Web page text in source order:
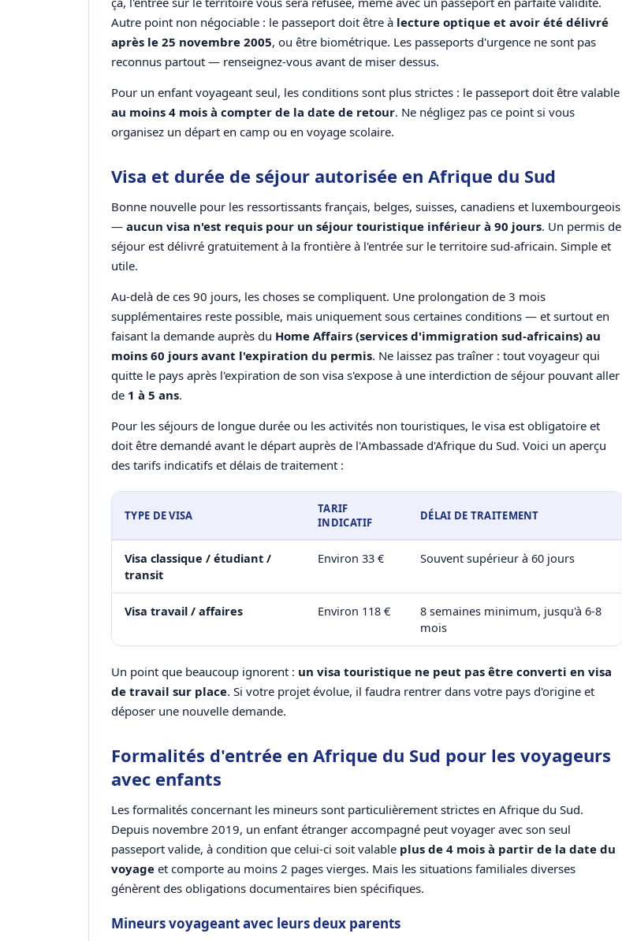
Autre point non négociable : le passeport doit être à lecture optique et avoir été délivré
après le 25 novembre 2005, ou être biométrique. Les passeports d'urgence ne sont pas
reconnus partout — renseignez-vous avant de miser dessus.
Pour un enfant voyageant seul, les conditions sont plus strictes : le passeport doit être valable
au moins 4 mois à compter de la date de retour. Ne négligez pas ce point si vous
organisez un départ en camp ou en voyage scolaire.
Visa et durée de séjour autorisée en Afrique du Sud
Bonne nouvelle pour les ressortissants français, belges, suisses, canadiens et luxembourgeois
— aucun visa n'est requis pour un séjour touristique inférieur à 90 jours. Un permis de
séjour est délivré gratuitement à la frontière à l'entrée sur le territoire sud-africain. Simple et
utile.
Au-delà de ces 90 jours, les choses se compliquent. Une prolongation de 3 mois
supplémentaires reste possible, mais uniquement sous certaines conditions — et surtout en
faisant la demande auprès du Home Affairs (services d'immigration sud-africains) au
moins 60 jours avant l'expiration du permis. Ne laissez pas traîner : tout voyageur qui
quitte le pays après l'expiration de son visa s'expose à une interdiction de séjour pouvant aller
de 1 à 5 ans.
Pour les séjours de longue durée ou les activités non touristiques, le visa est obligatoire et
doit être demandé avant le départ auprès de l'Ambassade d'Afrique du Sud. Voici un aperçu
des tarifs indicatifs et délais de traitement :
TYPE DE VISA
TARIF
INDICATIF
DÉLAI DE TRAITEMENT
Visa classique / étudiant /
transit
Environ 33 € Souvent supérieur à 60 jours
Visa travail / affaires Environ 118 €
8 semaines minimum, jusqu'à 6-8
mois
Un point que beaucoup ignorent : un visa touristique ne peut pas être converti en visa
de travail sur place. Si votre projet évolue, il faudra rentrer dans votre pays d'origine et
déposer une nouvelle demande.
Formalités d'entrée en Afrique du Sud pour les voyageurs
avec enfants
Les formalités concernant les mineurs sont particulièrement strictes en Afrique du Sud.
Depuis novembre 2019, un enfant étranger accompagné peut voyager avec son seul
passeport valide, à condition que celui-ci soit valable plus de 4 mois à partir de la date du
voyage et comporte au moins 2 pages vierges. Mais les situations familiales diverses
génèrent des obligations documentaires bien spécifiques.
Mineurs voyageant avec leurs deux parents